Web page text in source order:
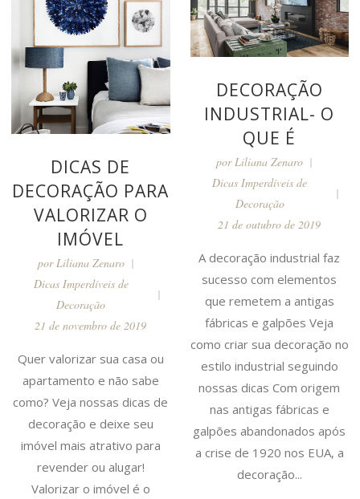
DICAS DE
DECORAÇÃO PARA
VALORIZAR O
IMÓVEL
por Liliana Zenaro
Dicas Imperdíveis de
Decoração
21 de novembro de 2019
Quer valorizar sua casa ou
apartamento e não sabe
como? Veja nossas dicas de
decoração e deixe seu
imóvel mais atrativo para
revender ou alugar!
Valorizar o imóvel é o
DECORAÇÃO
INDUSTRIAL- O
QUE É
porLiliana Zenaro
Dicas Imperdíveis de
Decoração
21 de outubro de 2019
A decoração industrial faz
sucesso com elementos
que remetem a antigas
fábricas e galpões Veja
como criar sua decoração no
estilo industrial seguindo
nossas dicas Com origem
nas antigas fábricas e
galpões abandonados após
a crise de 1920 nos EUA, a
decoração...